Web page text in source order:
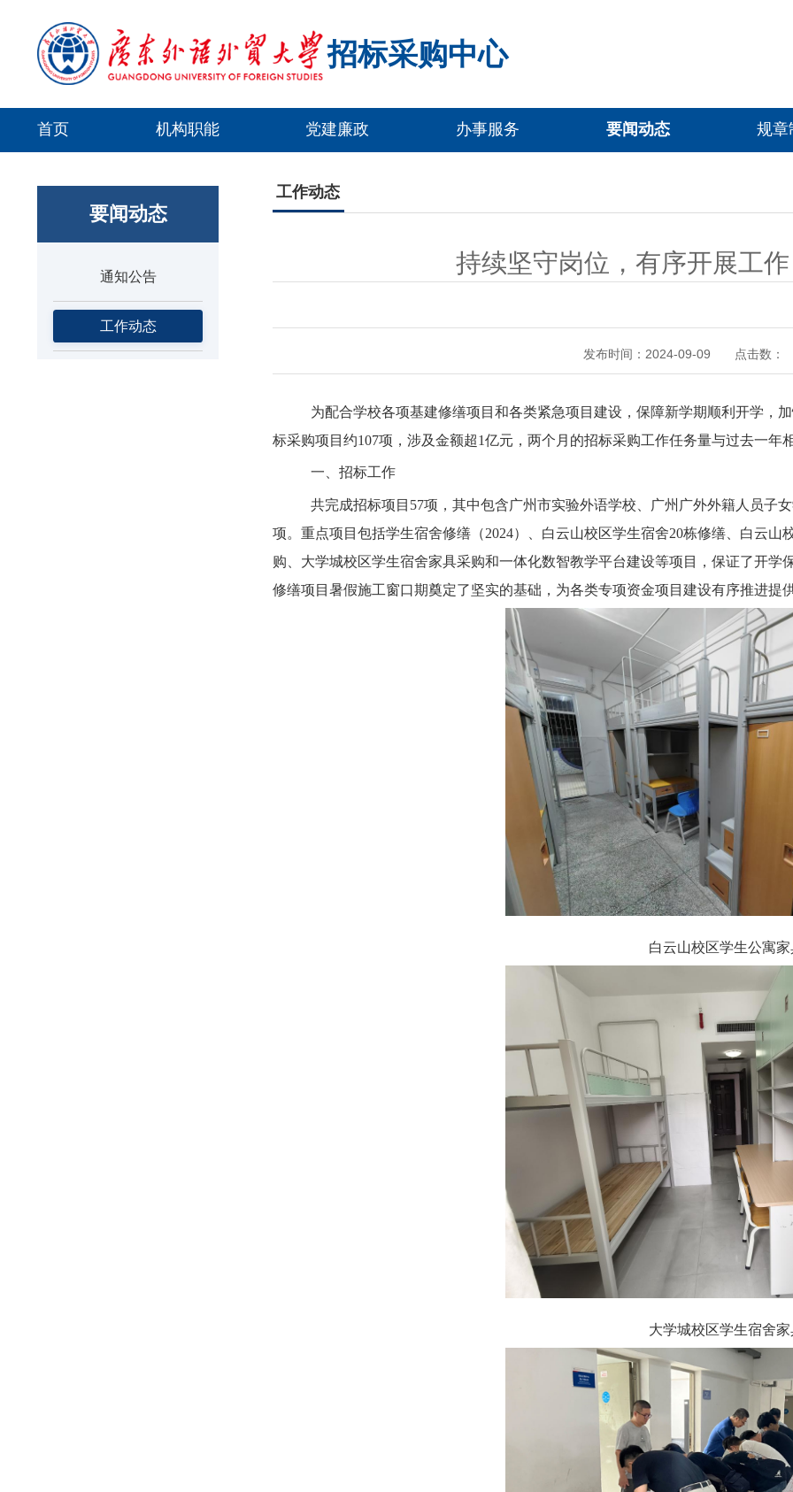
招标采购中心
首页 机构职能 党建廉政 办事服务 要闻动态 规章
要闻动态
通知公告
工作动态
工作动态
持续坚守岗位，有序开展工
发布时间：2024-09-09 点击数：
为配合学校各项基建修缮项目和各类紧急项目建设，保障新学期顺利开学，
标采购项目约107项，涉及金额超1亿元，两个月的招标采购工作任务量与过去一年
一、招标工作
共完成招标项目 57项，其中包含广州市实验外语学校、广州广外外籍人员子
项。重点项目包括学生宿舍修缮（2024）、白云山校区学生宿舍20栋修缮、白云
购、大学城校区学生宿舍家具采购和一体化数智教学平台建设等项目，保证了开学
修缮项目暑假施工窗口期奠定了坚实的基础 ，为各类专项资金项目建设有序推进提
白云山校区学生公寓
大学城校区学生宿舍